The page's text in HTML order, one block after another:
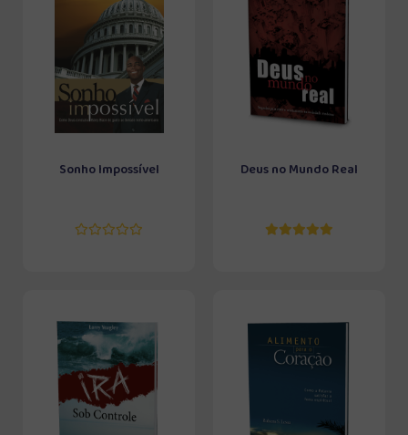
Sonho Impossível Deus no Mundo Real